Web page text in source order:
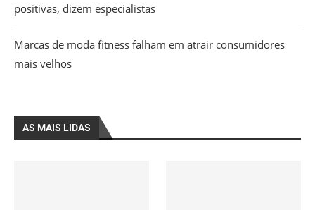
positivas, dizem especialistas
Marcas de moda fitness falham em atrair consumidores
mais velhos
AS MAIS LIDAS